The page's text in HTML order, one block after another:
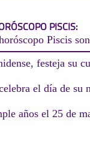
PISCIS:
Piscis
festeja su
el día de su
años el 25 de